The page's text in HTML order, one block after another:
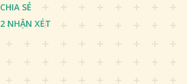
CHIA SẺ
2 NHẬN XÉT